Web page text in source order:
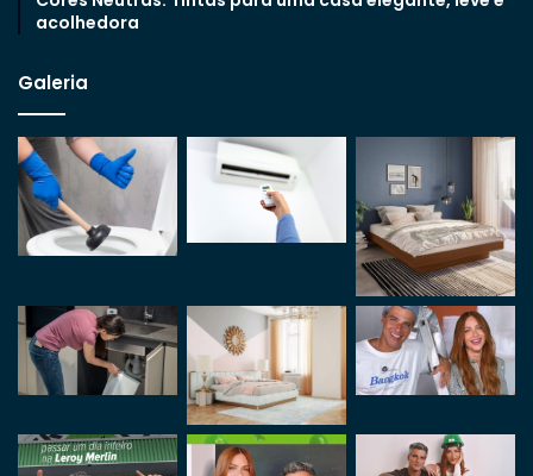
acolhedora
Galeria